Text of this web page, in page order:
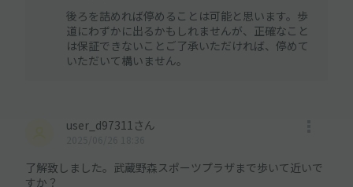
後ろを詰めれば停めることは可能と思います。歩
道にわずかに出るかもしれませんが、正確なこと
は保証できないことご了承いただければ、停めて
いただいて構いません。
user_d97311さん
了解致しました。武蔵野森スポーツプラザまで歩いて近いで
すか？